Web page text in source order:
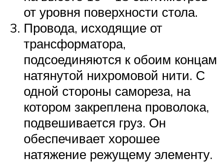
от уровня поверхности стола.
Провода, исходящие от
трансформатора,
подсоединяются к обоим концам
натянутой нихромовой нити. С
одной стороны самореза, на
котором закреплена проволока,
подвешивается груз. Он
обеспечивает хорошее
натяжение режущему элементу.